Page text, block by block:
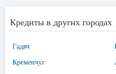
Кредиты в других городах
Гадяч
Кременчуг